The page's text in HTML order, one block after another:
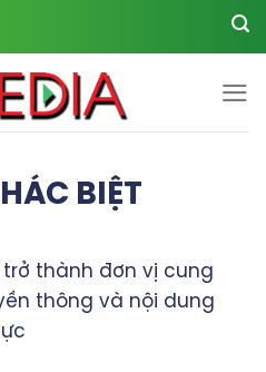
BIỆT
trở thành đơn vị cung
thông và nội dung